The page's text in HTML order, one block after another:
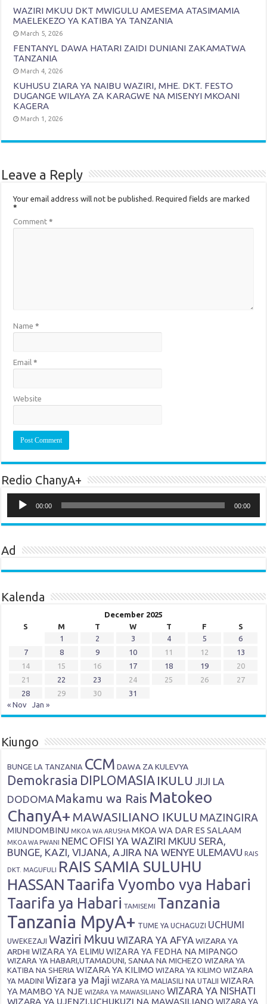
WAZIRI MKUU DKT MWIGULU AMESEMA ATASIMAMIA
MAELEKEZO YA KATIBA YA TANZANIA
March 5, 2026
FENTANYL DAWA HATARI ZAIDI DUNIANI ZAKAMATWA
TANZANIA
March 4, 2026
KUHUSU ZIARA YA NAIBU WAZIRI, MHE. DKT. FESTO
DUGANGE WILAYA ZA KARAGWE NA MISENYI MKOANI
KAGERA
March 1, 2026
Leave a Reply
Your email address will not be published. Required fields are marked
*
Comment*
Name*
Email*
Website
Redio ChanyA+
Player
00:00 00:00
Ad
Kalenda
December 2025
S
M T W T F
S
1
2 3 4 5
6
7
8 9 10 11 12
13
14
15 16 17 18 19
20
21
22 23 24 25 26
27
28
29 30
31
« Nov
Jan »
Kiungo
BUNGE LA TANZANIA CCM DAWA ZA KULEVYA
Demokrasia DIPLOMASIA IKULU JIJI LA
DODOMA Makamu wa Rais Matokeo
ChanyA+ MAWASILIANO IKULU MAZINGIRA
MIUNDOMBINU MKOA WA ARUSHA MKOA WA DAR ES SALAAM
MKOA WA PWANI NEMC OFISI YA WAZIRI MKUU SERA,
BUNGE, KAZI, VIJANA, AJIRA NA WENYE ULEMAVU RAIS
DKT. MAGUFULI RAIS SAMIA SULUHU
HASSAN Taarifa Vyombo vya Habari
Taarifa ya Habari TAMISEMI Tanzania
Tanzania MpyA+ TUME YA UCHAGUZI UCHUMI
UWEKEZAJI Waziri Mkuu WIZARA YA AFYA WIZARA YA
ARDHI WIZARA YA ELIMU WIZARA YA FEDHA NA MIPANGO
WIZARA YA HABARI,UTAMADUNI, SANAA NA MICHEZO WIZARA YA
KATIBA NA SHERIA WIZARA YA KILIMO WIZARA YA KILIMO WIZARA
YA MADINI Wizara ya Maji WIZARA YA MALIASILI NA UTALII WIZARA
YA MAMBO YA NJE WIZARA YA MAWASILIANO WIZARA YA NISHATI
WIZARA YA UJENZI,UCHUKUZI NA MAWASILIANO WIZARA YA